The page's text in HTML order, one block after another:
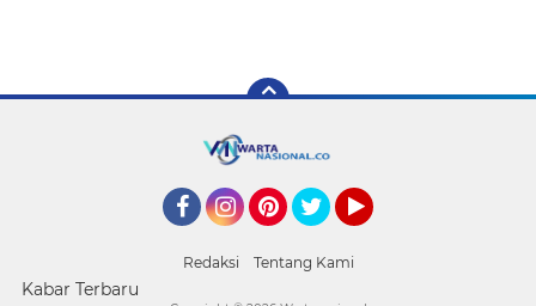
Redaksi Tentang Kami
Kabar Terbaru